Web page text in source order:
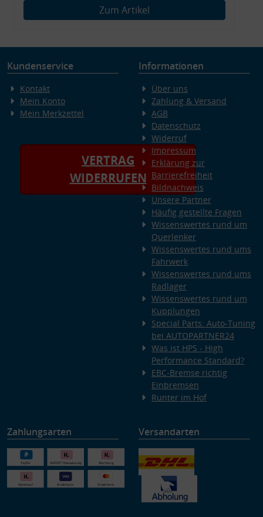
Zum Artikel
Kundenservice
Kontakt
Mein Konto
Mein Merkzettel
VERTRAG
WIDERRUFEN
Informationen
Über uns
Zahlung & Versand
AGB
Datenschutz
Widerruf
Impressum
Erklärung zur
Barrierefreiheit
Bildnachweis
Unsere Partner
Häufig gestellte Fragen
Wissenswertes rund um
Querlenker
Wissenswertes rund ums
Fahrwerk
Wissenswertes rund ums
Radlager
Wissenswertes rund um
Kupplungen
Special Parts: Auto-Tuning
bei AUTOPARTNER24
Was ist HPS - High
Performance Standard?
EBC-Bremse richtig
Einbremsen
Runter im Hof
Zahlungsarten Versandarten